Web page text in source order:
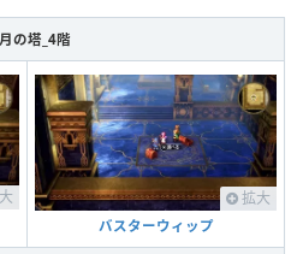
の塔_4階
拡大
バスターウィップ